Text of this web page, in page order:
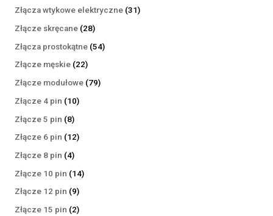
produkty
Złącza wtykowe elektryczne 3131
Złącze skręcane 2828
produktów
Złącza prostokątne 5454
Złącze męskie 2222
produkty
Złącze modułowe 7979
Złącze 4 pin 1010
Złącze 5 pin 88
produktów
Złącze 6 pin 1212
Złącze 8 pin 44
produkty
Złącze 10 pin 1414
Złącze 12 pin 99
produktów
Złącze 15 pin 22